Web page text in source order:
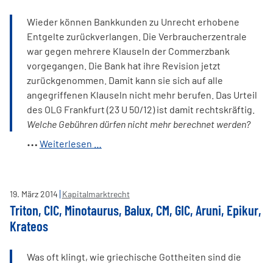
Wieder können Bankkunden zu Unrecht erhobene
Entgelte zurückverlangen. Die Verbraucherzentrale
war gegen mehrere Klauseln der Commerzbank
vorgegangen. Die Bank hat ihre Revision jetzt
zurückgenommen. Damit kann sie sich auf alle
angegriffenen Klauseln nicht mehr berufen. Das Urteil
des OLG Frankfurt (23 U 50/12) ist damit rechtskräftig.
Welche Gebühren dürfen nicht mehr berechnet werden?
Weiterlesen …
Rückforderung
möglich
19. März2014 Kapitalmarktrecht
Triton, CIC, Minotaurus, Balux, CM, GIC, Aruni, Epikur,
Krateos
Was oft klingt, wie griechische Gottheiten sind die